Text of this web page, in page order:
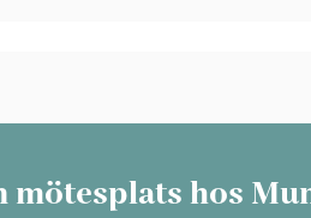
mötesplats hos